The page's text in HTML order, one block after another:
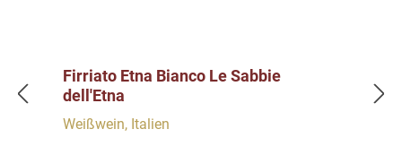
Firriato Etna Bianco Le Sabbie
dell'Etna
Weißwein, Italien